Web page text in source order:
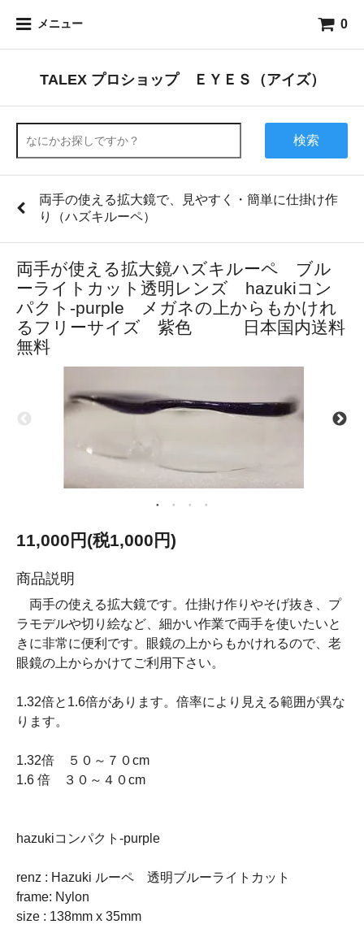
メニュー 0
TALEX プロショップ ＥＹＥＳ（アイズ）
検索
両手の使える拡大鏡で、見やすく・簡単に仕掛け作
り（ハズキルーペ）
両手が使える拡大鏡ハズキルーペ ブル
ーライトカット透明レンズ hazukiコン
パクト-purple メガネの上からもかけれ
るフリーサイズ 紫色 日本国内送料
無料
11,000円(税1,000円)
商品説明
両手の使える拡大鏡です。仕掛け作りやそげ抜き、プ
ラモデルや切り絵など、細かい作業で両手を使いたいと
きに非常に便利です。眼鏡の上からもかけれるので、老
眼鏡の上からかけてご利用下さい。
1.32倍と1.6倍があります。倍率により見える範囲が異な
ります。
1.32倍 ５０～７０cm
1.6 倍 ３０～４０cm
hazukiコンパクト-purple
renz : Hazuki ルーペ 透明ブルーライトカット
frame: Nylon
size : 138mm x 35mm